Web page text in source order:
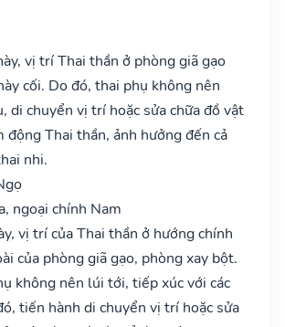
vị trí Thai thần ở phòng giã gạo
cối. Do đó, thai phụ không nên
di chuyển vị trí hoặc sửa chữa đồ vật
động Thai thần, ảnh hưởng đến cả
nhi.
ngoại chính Nam
vị trí của Thai thần ở hướng chính
của phòng giã gạo, phòng xay bột.
không nên lúi tới, tiếp xúc với các
tiến hành di chuyển vị trí hoặc sửa